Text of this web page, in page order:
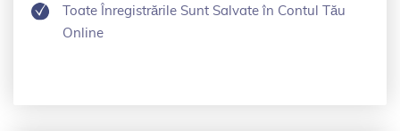
Toate Înregistrările Sunt Salvate în Contul Tău
Online